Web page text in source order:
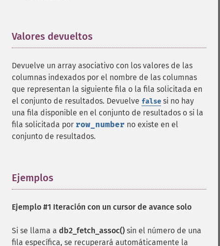
Valores devueltos
Devuelve un array asociativo con los valores de las
columnas indexados por el nombre de las columnas
que representan la siguiente fila o la fila solicitada en
el conjunto de resultados. Devuelve false si no hay
una fila disponible en el conjunto de resultados o si la
fila solicitada por row_number no existe en el
conjunto de resultados.
Ejemplos
Ejemplo #1 Iteración con un cursor de avance solo
Si se llama a db2_fetch_assoc() sin el número de una
fila específica, se recuperará automáticamente la